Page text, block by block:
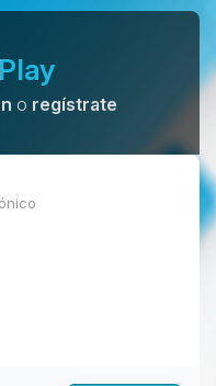
o regístrate